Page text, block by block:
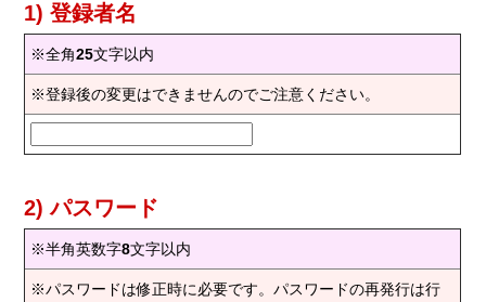
1) 登録者名
※全角25文字以内
※登録後の変更はできませんのでご注意ください。
2) パスワード
※半角英数字8文字以内
※パスワードは修正時に必要です。パスワードの再発行は行